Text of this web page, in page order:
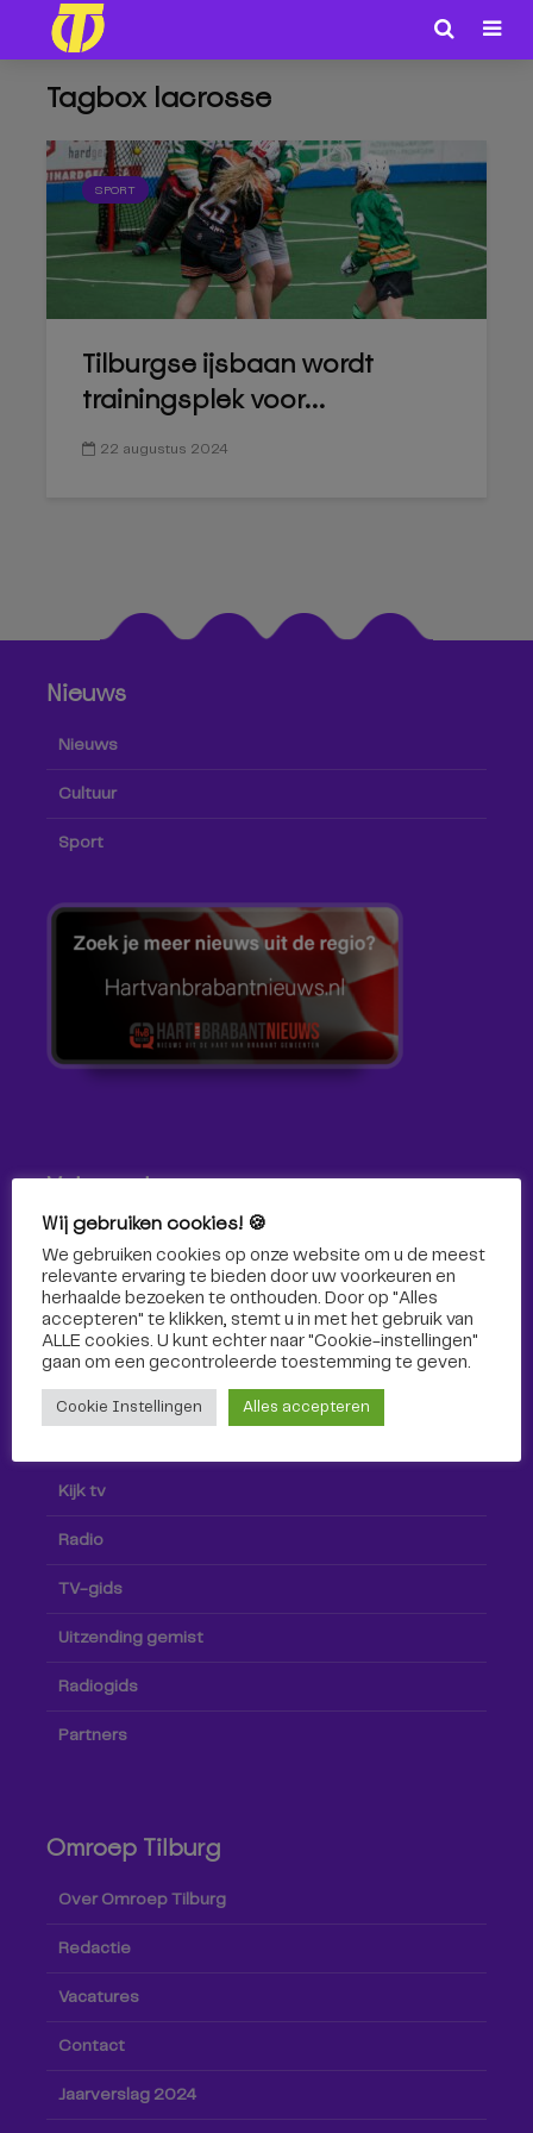
Tagbox lacrosse
SPORT
Tilburgse ijsbaan wordt
trainingsplek voor...
22 augustus 2024
Nieuws
Nieuws
Cultuur
Sport
Volg ons!
Volg Omroep Tilburg niet alleen hier, maar ook via social
media!
Kijk tv
Radio
TV-gids
Uitzending gemist
Radiogids
Partners
Omroep Tilburg
Over Omroep Tilburg
Redactie
Vacatures
Contact
Jaarverslag 2024
Wij gebruiken cookies! 🍪
We gebruiken cookies op onze website om u de meest
relevante ervaring te bieden door uw voorkeuren en
herhaalde bezoeken te onthouden. Door op "Alles
accepteren" te klikken, stemt u in met het gebruik van
ALLE cookies. U kunt echter naar "Cookie-instellingen"
gaan om een ​​gecontroleerde toestemming te geven.
Cookie Instellingen Alles accepteren